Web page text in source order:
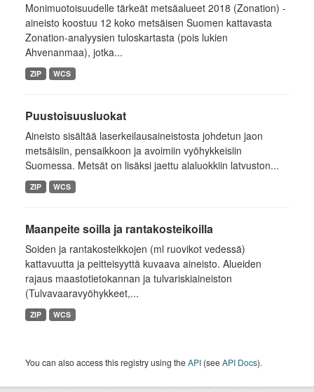
Monimuotoisuudelle tärkeät metsäalueet 2018 (Zonation) -
aineisto koostuu 12 koko metsäisen Suomen kattavasta
Zonation-analyysien tuloskartasta (pois lukien
Ahvenanmaa), jotka...
ZIP WCS
Puustoisuusluokat
Aineisto sisältää laserkeilausaineistosta johdetun jaon
metsäisiin, pensaikkoon ja avoimiin vyöhykkeisiin
Suomessa. Metsät on lisäksi jaettu alaluokkiin latvuston...
ZIP WCS
Maanpeite soilla ja rantakosteikoilla
Soiden ja rantakosteikkojen (ml ruovikot vedessä)
kattavuutta ja peitteisyyttä kuvaava aineisto. Alueiden
rajaus maastotietokannan ja tulvariskiaineiston
(Tulvavaaravyöhykkeet,...
ZIP WCS
You can also access this registry using theAPI (seeAPI Docs).